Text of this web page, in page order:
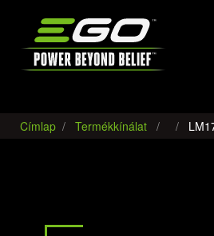
Címlap Termékkínálat